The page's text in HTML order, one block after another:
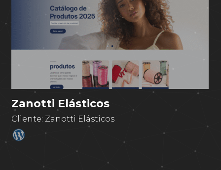
Zanotti Elásticos
Cliente: Zanotti Elásticos